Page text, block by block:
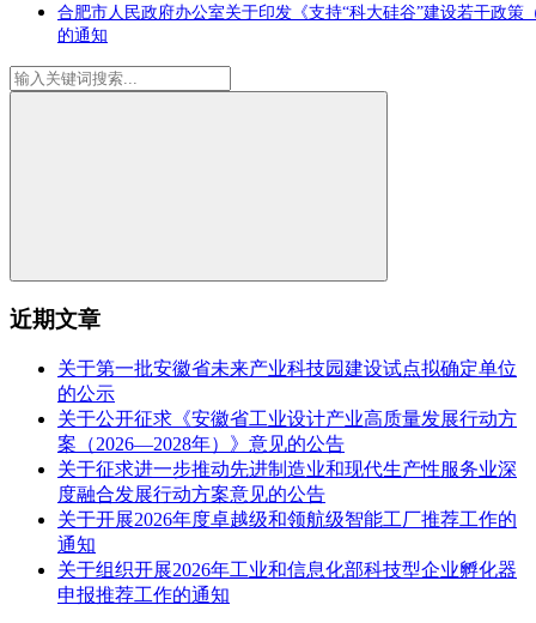
合肥市人民政府办公室关于印发《支持“科大硅谷”建设若干政策
的通知
近期文章
关于第一批安徽省未来产业科技园建设试点拟确定单位
的公示
关于公开征求《安徽省工业设计产业高质量发展行动方
案（2026—2028年）》意见的公告
关于征求进一步推动先进制造业和现代生产性服务业深
度融合发展行动方案意见的公告
关于开展2026年度卓越级和领航级智能工厂推荐工作的
通知
关于组织开展2026年工业和信息化部科技型企业孵化器
申报推荐工作的通知